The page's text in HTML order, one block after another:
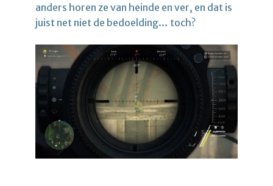
anders horen ze van heinde en ver, en dat is
juist net niet de bedoelding… toch?